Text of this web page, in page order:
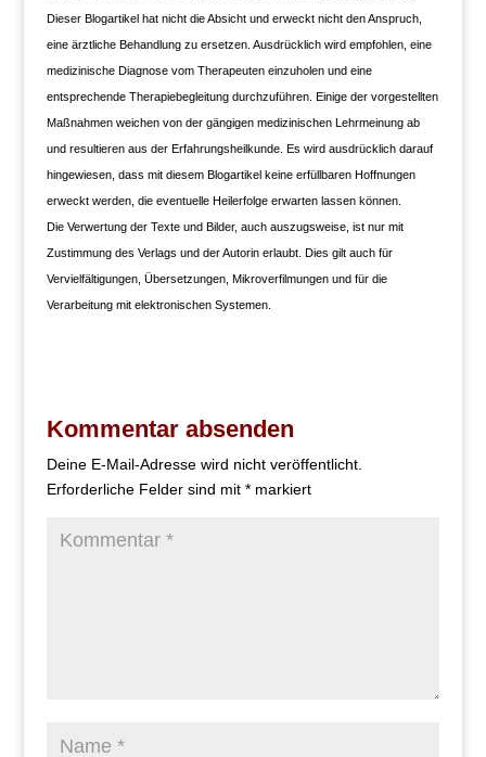
Dieser Blogartikel hat nicht die Absicht und erweckt nicht den Anspruch,
eine ärztliche Behandlung zu ersetzen. Ausdrücklich wird empfohlen, eine
medizinische Diagnose vom Therapeuten einzuholen und eine
entsprechende Therapiebegleitung durchzuführen. Einige der vorgestellten
Maßnahmen weichen von der gängigen medizinischen Lehrmeinung ab
und resultieren aus der Erfahrungsheilkunde. Es wird ausdrücklich darauf
hingewiesen, dass mit diesem Blogartikel keine erfüllbaren Hoffnungen
erweckt werden, die eventuelle Heilerfolge erwarten lassen können.
Die Verwertung der Texte und Bilder, auch auszugsweise, ist nur mit
Zustimmung des Verlags und der Autorin erlaubt. Dies gilt auch für
Vervielfältigungen, Übersetzungen, Mikroverfilmungen und für die
Verarbeitung mit elektronischen Systemen.
Kommentar absenden
Deine E-Mail-Adresse wird nicht veröffentlicht.
Erforderliche Felder sind mit *markiert